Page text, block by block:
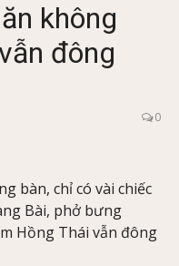
không
đông
0
bàn, chỉ có vài chiếc
Bài, phở bưng
Hồng Thái vẫn đông